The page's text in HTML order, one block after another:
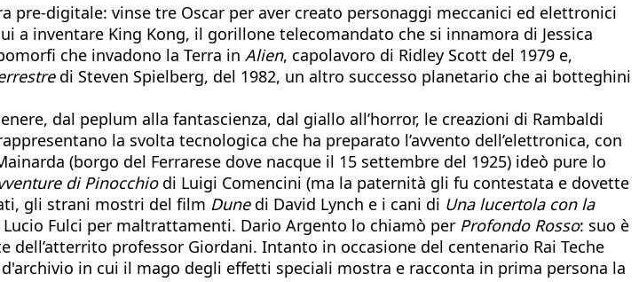
pre-digitale: vinse tre Oscar per aver creato personaggi meccanici ed elettronici
inventare King Kong, il gorillone telecomandato che si innamora di Jessica
che invadono la Terra in Alien, capolavoro di Ridley Scott del 1979 e,
di Steven Spielberg, del 1982, un altro successo planetario che ai botteghini
dal peplum alla fantascienza, dal giallo all’horror, le creazioni di Rambaldi
la svolta tecnologica che ha preparato l’avvento dell’elettronica, con
(borgo del Ferrarese dove nacque il 15 settembre del 1925) ideò pure lo
di Pinocchio di Luigi Comencini (ma la paternità gli fu contestata e dovette
gli strani mostri del film Dunedi David Lynch e i cani di Una lucertola con la
Fulci per maltrattamenti. Dario Argento lo chiamò per Profondo Rosso: suo è
professor Giordani. Intanto in occasione del centenario Rai Teche
in cui il mago degli effetti speciali mostra e racconta in prima persona la